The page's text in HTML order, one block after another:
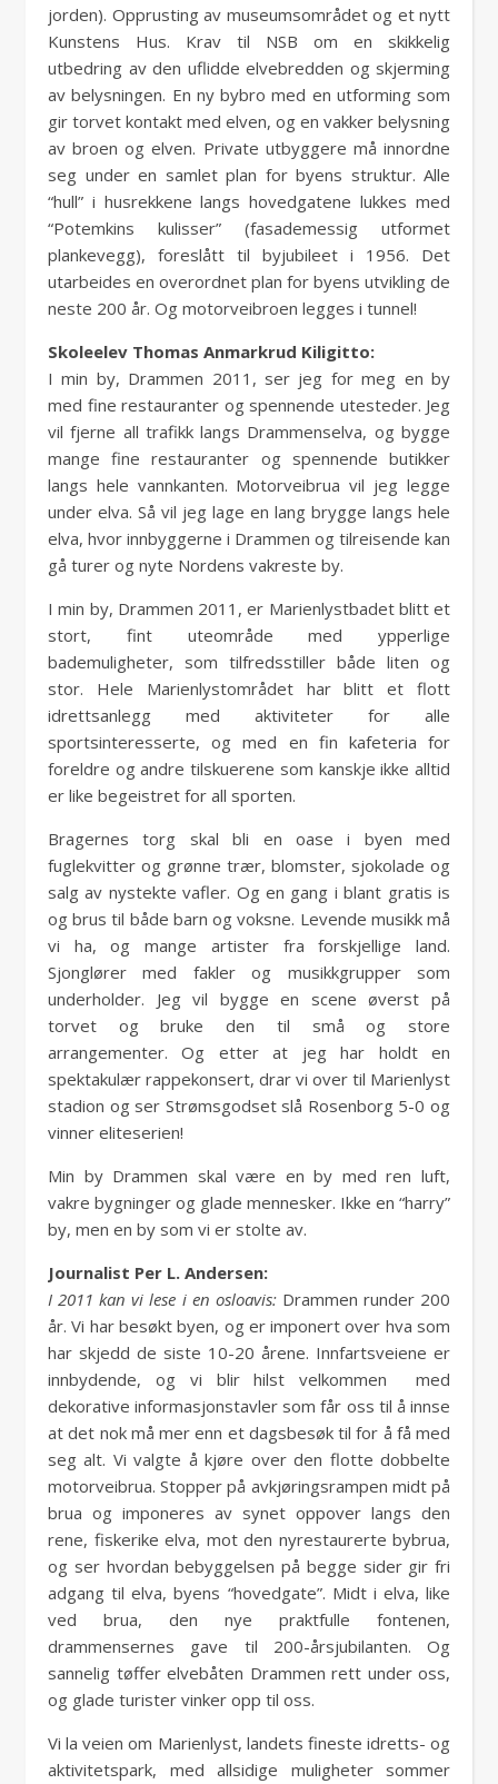
jorden). Opprusting av museumsområdet og et nytt
Kunstens Hus. Krav til NSB om en skikkelig
utbedring av den uflidde elvebredden og skjerming
av belysningen. En ny bybro med en utforming som
gir torvet kontakt med elven, og en vakker belysning
av broen og elven. Private utbyggere må innordne
seg under en samlet plan for byens struktur. Alle
“hull” i husrekkene langs hovedgatene lukkes med
“Potemkins kulisser” (fasademessig utformet
plankevegg), foreslått til byjubileet i 1956. Det
utarbeides en overordnet plan for byens utvikling de
neste 200 år. Og motorveibroen legges i tunnel!
Skoleelev Thomas Anmarkrud Kiligitto:
I min by, Drammen 2011, ser jeg for meg en by
med fine restauranter og spennende utesteder. Jeg
vil fjerne all trafikk langs Drammenselva, og bygge
mange fine restauranter og spennende butikker
langs hele vannkanten. Motorveibrua vil jeg legge
under elva. Så vil jeg lage en lang brygge langs hele
elva, hvor innbyggerne i Drammen og tilreisende kan
gå turer og nyte Nordens vakreste by.
I min by, Drammen 2011, er Marienlystbadet blitt et
stort, fint uteområde med ypperlige
bademuligheter, som tilfredsstiller både liten og
stor. Hele Marienlystområdet har blitt et flott
idrettsanlegg med aktiviteter for alle
sportsinteresserte, og med en fin kafeteria for
foreldre og andre tilskuerene som kanskje ikke alltid
er like begeistret for all sporten.
Bragernes torg skal bli en oase i byen med
fuglekvitter og grønne trær, blomster, sjokolade og
salg av nystekte vafler. Og en gang i blant gratis is
og brus til både barn og voksne. Levende musikk må
vi ha, og mange artister fra forskjellige land.
Sjonglører med fakler og musikkgrupper som
underholder. Jeg vil bygge en scene øverst på
torvet og bruke den til små og store
arrangementer. Og etter at jeg har holdt en
spektakulær rappekonsert, drar vi over til Marienlyst
stadion og ser Strømsgodset slå Rosenborg 5-0 og
vinner eliteserien!
Min by Drammen skal være en by med ren luft,
vakre bygninger og glade mennesker. Ikke en “harry”
by, men en by som vi er stolte av.
Journalist Per L. Andersen:
I 2011 kan vi lese i en osloavis: Drammen runder 200
år. Vi har besøkt byen, og er imponert over hva som
har skjedd de siste 10-20 årene. Innfartsveiene er
innbydende, og vi blir hilst velkommen med
dekorative informasjonstavler som får oss til å innse
at det nok må mer enn et dagsbesøk til for å få med
seg alt. Vi valgte å kjøre over den flotte dobbelte
motorveibrua. Stopper på avkjøringsrampen midt på
brua og imponeres av synet oppover langs den
rene, fiskerike elva, mot den nyrestaurerte bybrua,
og ser hvordan bebyggelsen på begge sider gir fri
adgang til elva, byens “hovedgate”. Midt i elva, like
ved brua, den nye praktfulle fontenen,
drammensernes gave til 200-årsjubilanten. Og
sannelig tøffer elvebåten Drammen rett under oss,
og glade turister vinker opp til oss.
Vi la veien om Marienlyst, landets fineste idretts- og
aktivitetspark, med allsidige muligheter sommer